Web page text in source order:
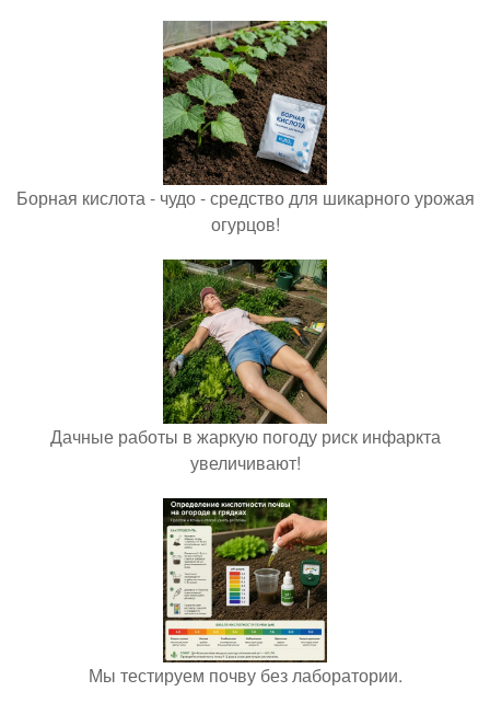
Борная кислота - чудо - средство для шикарного урожая
огурцов!
Дачные работы в жаркую погоду риск инфаркта
увеличивают!
Мы тестируем почву без лаборатории.